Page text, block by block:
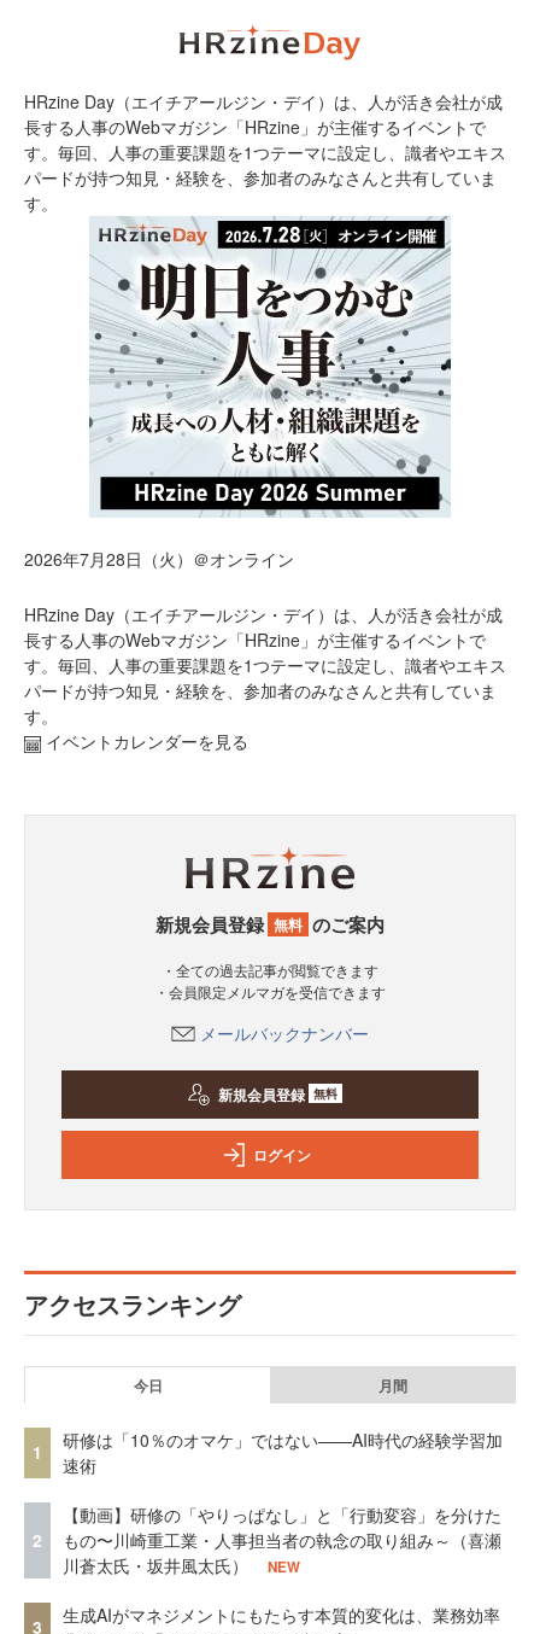
HRzine Day（エイチアールジン・デイ）は、人が活き会社が成
長する人事のWebマガジン「HRzine」が主催するイベントで
す。毎回、人事の重要課題を1つテーマに設定し、識者やエキス
パードが持つ知見・経験を、参加者のみなさんと共有していま
す。
2026年7月28日（火）＠オンライン
HRzine Day（エイチアールジン・デイ）は、人が活き会社が成
長する人事のWebマガジン「HRzine」が主催するイベントで
す。毎回、人事の重要課題を1つテーマに設定し、識者やエキス
パードが持つ知見・経験を、参加者のみなさんと共有していま
す。
イベントカレンダーを見る
新規会員登録 無料 のご案内
・全ての過去記事が閲覧できます
・会員限定メルマガを受信できます
メールバックナンバー
新規会員登録 無料
ログイン
アクセスランキング
今日 月間
1
研修は「10％のオマケ」ではない——AI時代の経験学習加
速術
2
【動画】研修の「やりっぱなし」と「行動変容」を分けた
もの〜川崎重工業・人事担当者の執念の取り組み～（喜瀬
川蒼太氏・坂井風太氏）
NEW
3
生成AIがマネジメントにもたらす本質的変化は、業務効率